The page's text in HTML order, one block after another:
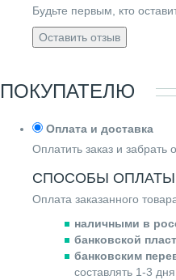
Будьте первым, кто
Оставить отзыв
ПОКУПАТЕЛЮ
Оплата и доставка
Оплатить заказ и
СПОСОБЫ ОПЛАТЫ
Оплата заказанного
наличными в
банковской
банковским
составлять 1-3